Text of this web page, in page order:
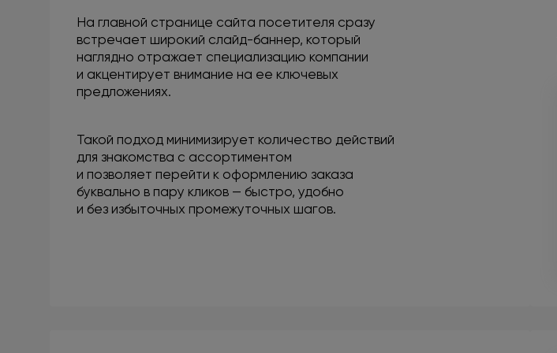
На главной странице сайта посетителя сразу
встречает широкий слайд-баннер, который
наглядно отражает специализацию компании
и акцентирует внимание на ее ключевых
предложениях.
Такой подход минимизирует количество действий
для знакомства с ассортиментом
и позволяет перейти к оформлению заказа
буквально в пару кликов — быстро, удобно
и без избыточных промежуточных шагов.